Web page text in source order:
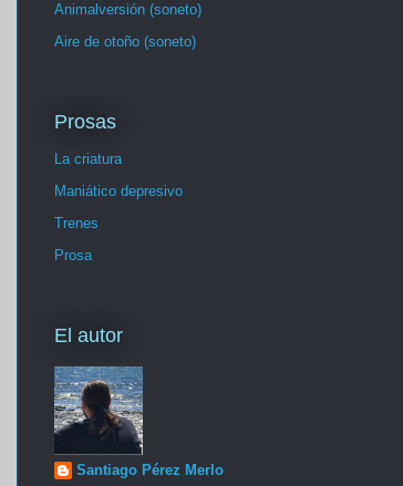
Animalversión (soneto)
Aire de otoño (soneto)
Prosas
La criatura
Maniático depresivo
Trenes
Prosa
El autor
Santiago Pérez Merlo